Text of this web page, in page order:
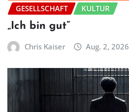
GESELLSCHAFT
KULTUR
„Ich bin gut“
Chris Kaiser Aug. 2, 2026